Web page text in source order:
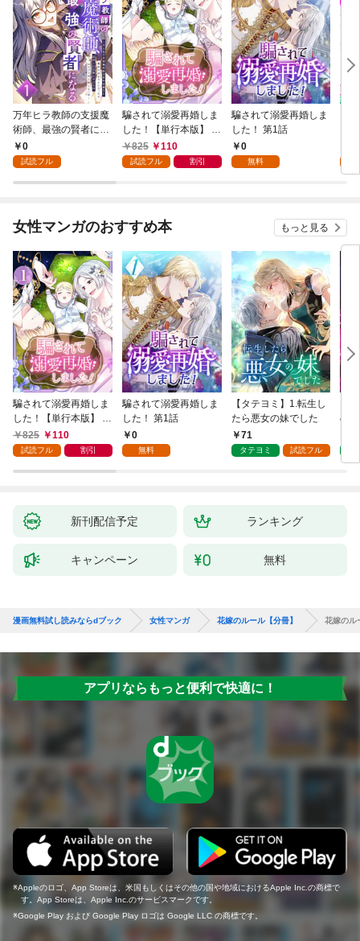
万年ヒラ教師の支援魔
術師、最強の賢者にな
る～不人気の支援魔術
師は給料泥棒だと魔術
が、出世した元教え子
らない件～ 第1話
0
試読フル
騙されて溺愛再婚しま
した！【単行本版】 1
巻825 110
試読フル 割引
騙されて溺愛再婚しま
した！ 第1話
0
無料
女性マンガのおすすめ本 もっと見る
騙されて溺愛再婚しま
した！【単行本版】 1
巻825 110
試読フル 割引
騙されて溺愛再婚しま
した！ 第1話
0
無料
【タテヨミ】1.転生し
たら悪女の妹でした
71
タテヨミ 試読フル
の
新刊配信予定 ランキング
キャンペーン 無料
漫画無料試し読みならdブック 女性マンガ 花嫁のルール【分冊】 花嫁のル
アプリならもっと便利で快適に！
Appleのロゴ、App Storeは、米国もしくはその他の国や地域におけるApple Inc.の商標で
す。App Storeは、Apple Inc.のサービスマークです。
Google Play および Google Play ロゴは Google LLC の商標です。